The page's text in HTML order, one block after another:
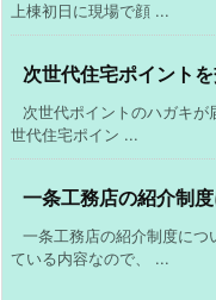
上棟初日に現場で顔 ...
次世代住宅ポイント
次世代ポイントのハガキ
世代住宅ポイン ...
一条工務店の紹介制
一条工務店の紹介制度に
ている内容なので、 ...